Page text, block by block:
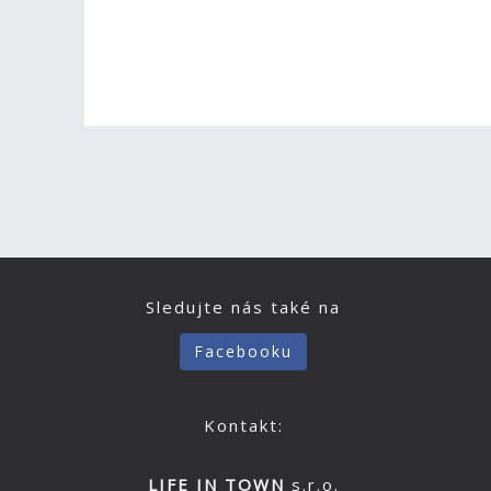
Sledujte nás také na
Facebooku
Kontakt:
LIFE IN TOWN s.r.o.